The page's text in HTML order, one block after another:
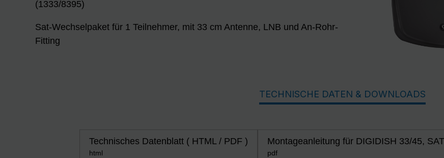
(1333/8395)
Sat-Wechselpaket für 1 Teilnehmer, mit 33 cm Antenne, LNB und An-Rohr-
Fitting
TECHNISCHE DATEN & DOWNLOADS
Technisches Datenblatt ( HTML / PDF )
html
Montageanleitung für DIGIDISH 33/45,
pdf